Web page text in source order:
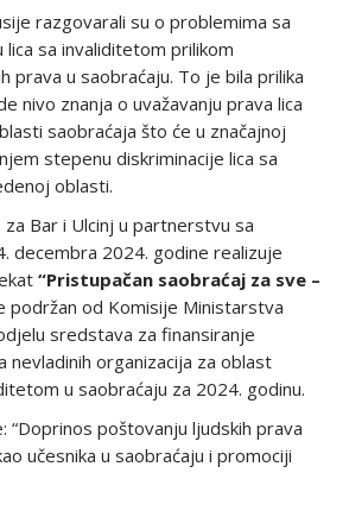
razgovarali su o problemima sa
lica sa invaliditetom prilikom
prava u saobraćaju. To je bila prilika
nivo znanja o uvažavanju prava lica
saobraćaja što će u značajnoj
stepenu diskriminacije lica sa
oblasti.
Bar i Ulcinj u partnerstvu sa
decembra 2024. godine realizuje
“Pristupačan saobraćaj za sve –
podržan od Komisije Ministarstva
sredstava za finansiranje
organizacija za oblast
u saobraćaju za 2024. godinu.
“Doprinos poštovanju ljudskih prava
učesnika u saobraćaju i promociji